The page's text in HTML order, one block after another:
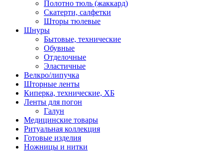
Полотно тюль (жаккард)
Скатерти, салфетки
Шторы тюлевые
Шнуры
Бытовые, технические
Обувные
Отделочные
Эластичные
Велкро/липучка
Шторные ленты
Киперка, технические, ХБ
Ленты для погон
Галун
Медицинские товары
Ритуальная коллекция
Готовые изделия
Ножницы и нитки